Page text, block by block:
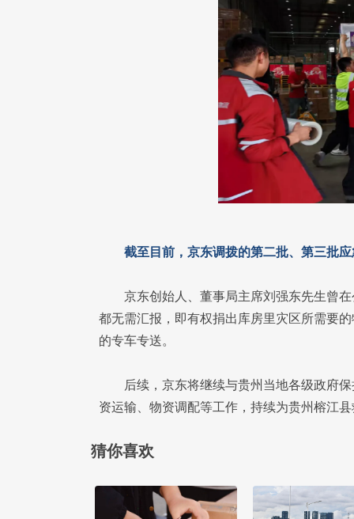
截至目前，京东调拨的第二批、第三批
京东创始人、董事局主席刘强东先生曾
都无需汇报，即有权捐出库房里灾区所需要
的专车专送。
后续，京东将继续与贵州当地各级政府
资运输、物资调配等工作，持续为贵州榕江
猜你喜欢